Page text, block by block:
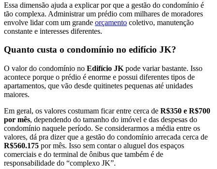
Essa dimensão ajuda a explicar por que a gestão do condomínio é
tão complexa. Administrar um prédio com milhares de moradores
envolve lidar com um grande orçamento coletivo, manutenção
constante e interesses diferentes.
Quanto custa o condomínio no edifício JK?
O valor do condomínio no Edifício JK pode variar bastante. Isso
acontece porque o prédio é enorme e possui diferentes tipos de
apartamentos, que vão desde quitinetes pequenas até unidades
maiores.
Em geral, os valores costumam ficar entre cerca de R$350 e R$700
por mês, dependendo do tamanho do imóvel e das despesas do
condomínio naquele período. Se considerarmos a média entre os
valores, dá pra dizer que a gestão do condomínio arrecada cerca de
R$560.175 por mês. Isso sem contar o aluguel dos espaços
comerciais e do terminal de ônibus que também é de
responsabilidade do “complexo JK”.